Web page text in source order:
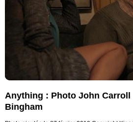
Anything : Photo John Carroll
Bingham